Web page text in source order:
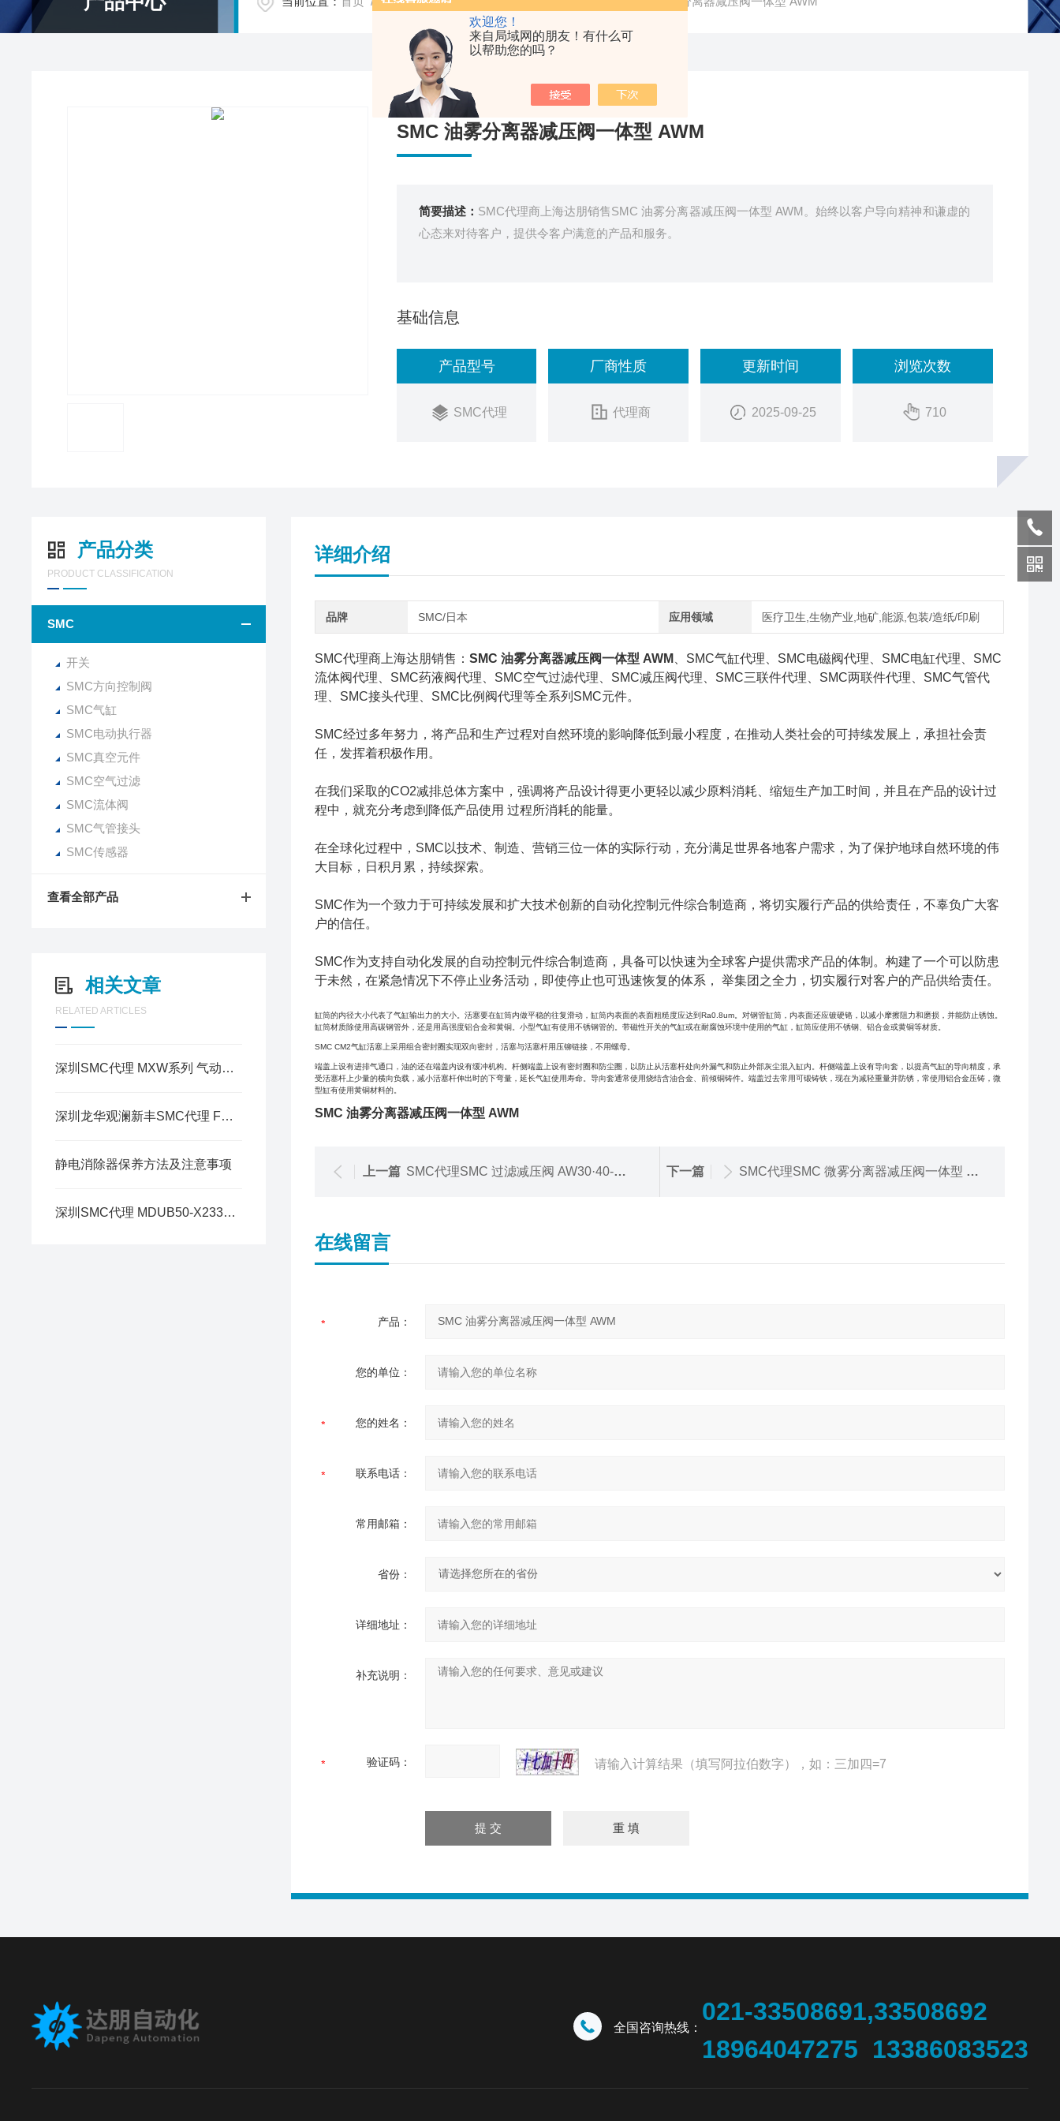
欢迎您！
来自局域网的朋友！有什么可
以帮助您的吗？
SMC 油雾分离器减压阀一体型 AWM
简要描述： SMC代理商上海达朋销售SMC 油雾分离器减压阀一体型 AWM。始终以客户导向精神和谦虚的
心态来对待客户，提供令客户满意的产品和服务。
基础信息
产品型号
SMC代理
厂商性质
代理商
更新时间
2025-09-25
浏览次数
710
产品分类
PRODUCT CLASSIFICATION
SMC
开关
SMC方向控制阀
SMC气缸
SMC电动执行器
SMC真空元件
SMC空气过滤
SMC流体阀
SMC气管接头
SMC传感器
查看全部产品
相关文章
RELATED ARTICLES
深圳SMC代理 MXW系列 气动滑台
深圳龙华观澜新丰SMC代理 FGD 系列 工业用过滤器
静电消除器保养方法及注意事项
深圳SMC代理 MDUB50-X2334 系列 夹具用气缸 L型托架简介
详细介绍
品牌 SMC/日本 应用领域 医疗卫生,生物产业,地矿,能源,包装/造纸/印刷
SMC代理商上海达朋销售： SMC 油雾分离器减压阀一体型 AWM
、SMC气缸代理、SMC电磁阀代理、SMC电缸代理、SMC
流体阀代理、SMC药液阀代理、SMC空气过滤代理、SMC减压阀代理、SMC三联件代理、SMC两联件代理、SMC气管代
理、SMC接头代理、SMC比例阀代理等全系列SMC元件。
SMC经过多年努力，将产品和生产过程对自然环境的影响降低到最小程度，在推动人类社会的可持续发展上，承担社会责
任，发挥着积极作用。
在我们采取的CO2减排总体方案中，强调将产品设计得更小更轻以减少原料消耗、缩短生产加工时间，并且在产品的设计过
程中，就充分考虑到降低产品使用 过程所消耗的能量。
在全球化过程中，SMC以技术、制造、营销三位一体的实际行动，充分满足世界各地客户需求，为了保护地球自然环境的伟
大目标，日积月累，持续探索。
SMC作为一个致力于可持续发展和扩大技术创新的自动化控制元件综合制造商，将切实履行产品的供给责任，不辜负广大客
户的信任。
SMC作为支持自动化发展的自动控制元件综合制造商，具备可以快速为全球客户提供需求产品的体制。构建了一个可以防患
于未然，在紧急情况下不停止业务活动，即使停止也可迅速恢复的体系， 举集团之全力，切实履行对客户的产品供给责任。
缸筒的内径大小代表了气缸输出力的大小。活塞要在缸筒内做平稳的往复滑动，缸筒内表面的表面粗糙度应达到Ra0.8um。对钢管缸筒，内表面还应镀硬铬，以减小摩擦阻力和磨损，并能防止锈蚀。
缸筒材质除使用高碳钢管外，还是用高强度铝合金和黄铜。小型气缸有使用不锈钢管的。带磁性开关的气缸或在耐腐蚀环境中使用的气缸，缸筒应使用不锈钢、铝合金或黄铜等材质。
SMC CM2气缸活塞上采用组合密封圈实现双向密封，活塞与活塞杆用压铆链接，不用螺母。
端盖上设有进排气通口，油的还在端盖内设有缓冲机构。杆侧端盖上设有密封圈和防尘圈，以防止从活塞杆处向外漏气和防止外部灰尘混入缸内。杆侧端盖上设有导向套，以提高气缸的导向精度，承
受活塞杆上少量的横向负载，减小活塞杆伸出时的下弯量，延长气缸使用寿命。导向套通常使用烧结含油合金、前倾铜铸件。端盖过去常用可锻铸铁，现在为减轻重量并防锈，常使用铝合金压铸，微
型缸有使用黄铜材料的。
SMC 油雾分离器减压阀一体型 AWM
上一篇 SMC代理SMC 过滤减压阀 AW30·40-X2622 下一篇 SMC代理SMC 微雾分离器减压阀一体型 AWD
在线留言
产品：
您的单位：
您的姓名：
联系电话：
常用邮箱：
省份：
详细地址：
补充说明：
验证码： 请输入计算结果（填写阿拉伯数字），如：三加四=7
全国咨询热线：
021-33508691,33508692
18964047275 13386083523